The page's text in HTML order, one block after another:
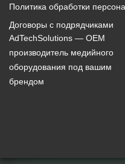
AdTechSolutions — ОЕМ
производитель медийного
оборудования под вашим
брендом
Политика обработки
Договоры с подрядчиками